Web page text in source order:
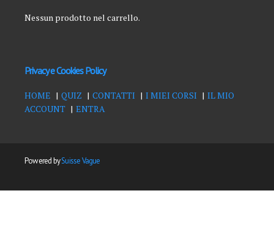
Nessun prodotto nel carrello.
Privacy e Cookies Policy
HOME QUIZ CONTATTI I MIEI CORSI
IL MIO
ACCOUNT
ENTRA
Powered bySuisse Vague